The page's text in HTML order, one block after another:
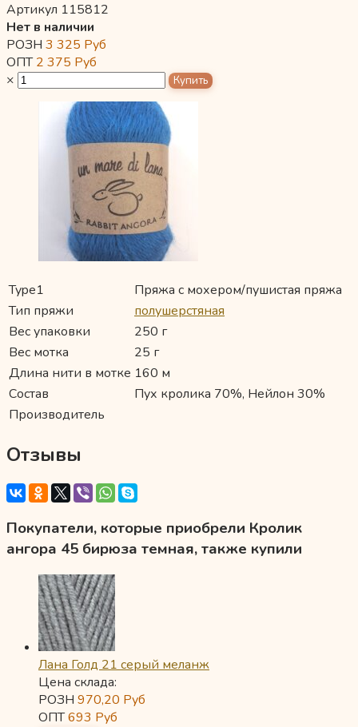
Артикул 115812
Нет в наличии
РОЗН 3 325 Руб
ОПТ2 375 Руб
×
Type1
Пряжа с мохером/пушистая пряжа
Тип пряжи
полушерстяная
Вес упаковки
250 г
Вес мотка
25 г
Длина нити в мотке 160 м
Состав
Пух кролика 70%, Нейлон 30%
Производитель
Отзывы
Покупатели, которые приобрели Кролик
ангора 45 бирюза темная, также купили
Лана Голд 21 серый меланж
Цена склада:
РОЗН 970,20 Руб
ОПТ693 Руб